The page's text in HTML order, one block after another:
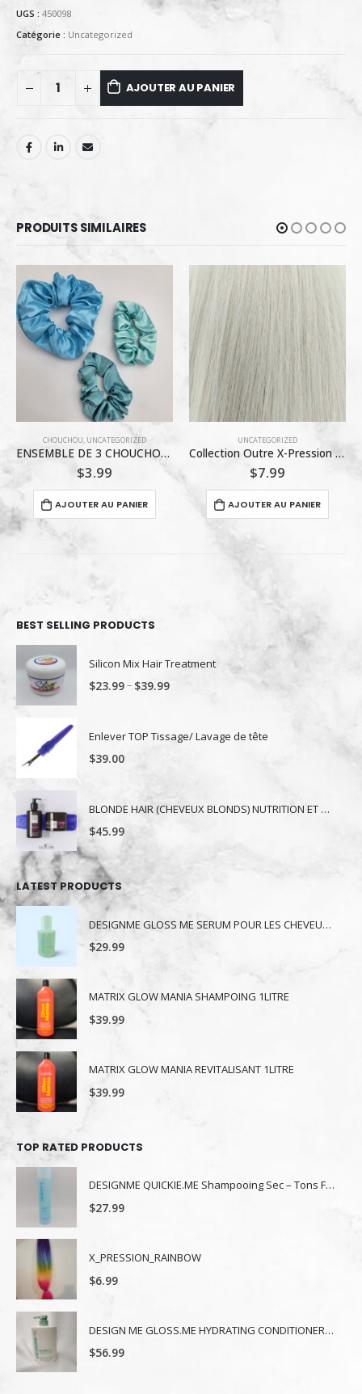
UGS : 450098
Catégorie : Uncategorized
AJOUTER AU PANIER
PRODUITS SIMILAIRES
UNCATEGORIZED
Collection Outre X-Pression #60A 20 pouces kanekalon
$7.99
AJOUTER AU PANIER
UNCATEGORIZED
PUFF ME REVITALISANT VOLUMINANT 60 ML
$5.00
AJOUTER AU PANIER
BEST SELLING PRODUCTS
Silicon Mix Hair Treatment
$23.99– $39.99
Enlever TOP Tissage/ Lavage de tête
$39.00
BLONDE HAIR (CHEVEUX BLONDS) NUTRITION ET NUANCE
$45.99
LATEST PRODUCTS
DESIGNME GLOSS ME SERUM POUR LES CHEVEUX 80ML
$29.99
MATRIX GLOW MANIA SHAMPOING 1LITRE
$39.99
MATRIX GLOW MANIA REVITALISANT 1LITRE
$39.99
TOP RATED PRODUCTS
DESIGNME QUICKIE.ME Shampooing Sec – Tons Foncés & Bruns – 339 ml
$27.99
X_PRESSION_RAINBOW
$6.99
DESIGN ME GLOSS.ME HYDRATING CONDITIONER 1 L
$56.99